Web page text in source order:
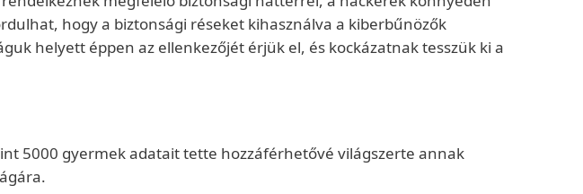
hogy a biztonsági réseket kihasználva a kiberbűnözők
helyett éppen az ellenkezőjét érjük el, és kockázatnak tesszük ki a
5000 gyermek adatait tette hozzáférhetővé világszerte annak